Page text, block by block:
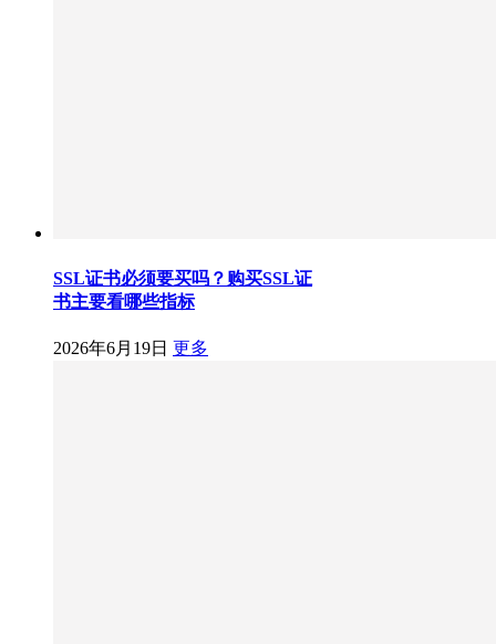
SSL证书必须要买吗？购买SSL证
书主要看哪些指标
2026年6月19日 更多